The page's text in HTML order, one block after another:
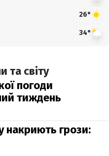
26°
34°
та світу
погоди
тиждень
накриють грози: